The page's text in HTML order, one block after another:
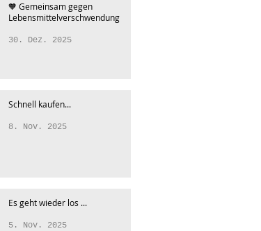
🧡 Gemeinsam gegen
Lebensmittelverschwendung
30. Dez. 2025
Schnell kaufen...
8. Nov. 2025
Es geht wieder los ...
5. Nov. 2025